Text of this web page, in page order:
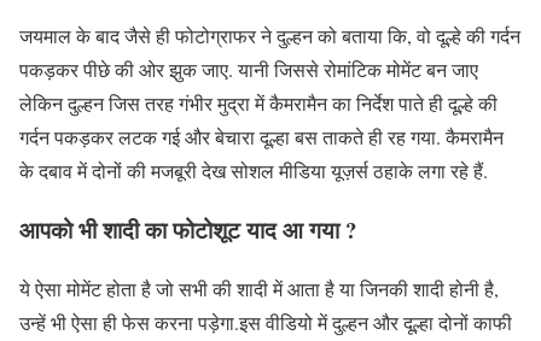
जयमाल के बाद जैसे ही फोटोग्राफर ने दुल्हन को बताया कि, वो दूल्हे की गर्दन
पकड़कर पीछे की ओर झुक जाए. यानी जिससे रोमांटिक मोमेंट बन जाए
लेकिन दुल्हन जिस तरह गंभीर मुद्रा में कैमरामैन का निर्देश पाते ही दूल्हे की
गर्दन पकड़कर लटक गई और बेचारा दूल्हा बस ताकते ही रह गया. कैमरामैन
के दबाव में दोनों की मजबूरी देख सोशल मीडिया यूज़र्स ठहाके लगा रहे हैं.
आपको भी शादी का फोटोशूट याद आ गया?
ये ऐसा मोमेंट होता है जो सभी की शादी में आता है या जिनकी शादी होनी है,
उन्हें भी ऐसा ही फेस करना पड़ेगा.इस वीडियो में दुल्हन और दूल्हा दोनों काफी